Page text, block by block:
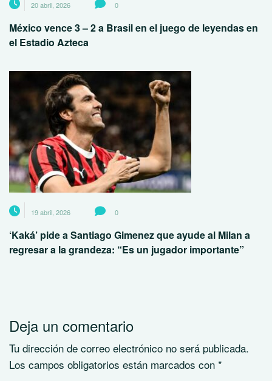
20 abril, 2026 0
México vence 3 – 2 a Brasil en el juego de leyendas en
el Estadio Azteca
19 abril, 2026 0
‘Kaká’ pide a Santiago Gimenez que ayude al Milan a
regresar a la grandeza: “Es un jugador importante”
Deja un comentario
Tu dirección de correo electrónico no será publicada.
Los campos obligatorios están marcados con *